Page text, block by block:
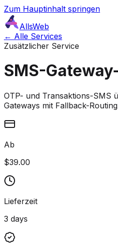
Zum Hauptinhalt springen
AllsWeb
← Alle Services
Zusätzlicher Service
SMS-
OTP- und Transaktions-SMS
Gateways mit Fallback-
Ab
$39.00
Lieferzeit
3 days